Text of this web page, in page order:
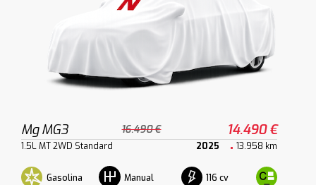
Mg MG3 16.490 € 14.490 €
1.5L MT 2WD Standard 2025 13.958 km
Gasolina Manual 116 cv